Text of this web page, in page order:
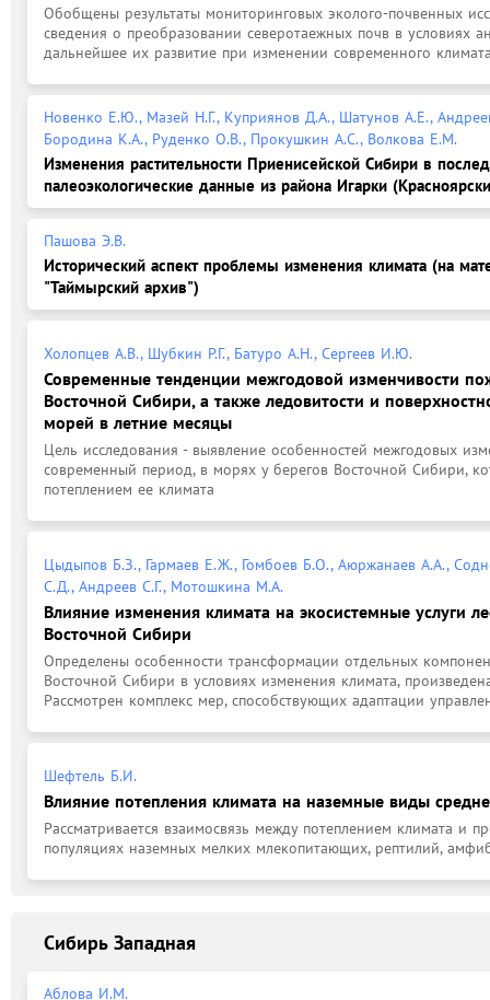
Обобщены результаты мониторинговых эколого-почвенных
сведения о преобразовании северотаежных почв в условиях
дальнейшее их развитие при изменении современного
Новенко Е.Ю., Мазей Н.Г., Куприянов Д.А., Шатунов А.Е.,
Бородина К.А., Руденко О.В., Прокушкин А.С., Волкова Е.М.
Изменения растительности Приенисейской Сибири в
палеоэкологические данные из района Игарки
Пашова Э.В.
Исторический аспект проблемы изменения климата (на
"Таймырский архив")
Холопцев А.В., Шубкин Р.Г., Батуро А.Н., Сергеев И.Ю.
Современные тенденции межгодовой изменчивости
Восточной Сибири, а также ледовитости и
морей в летние месяцы
Цель исследования - выявление особенностей межгодовых
современный период, в морях у берегов Восточной Сибири,
потеплением ее климата
Цыдыпов Б.З., Гармаев Е.Ж., Гомбоев Б.О., Аюржанаев А.А.,
С.Д., Андреев С.Г., Мотошкина М.А.
Влияние изменения климата на экосистемные услуги
Восточной Сибири
Определены особенности трансформации отдельных
Восточной Сибири в условиях изменения климата,
Рассмотрен комплекс мер, способствующих адаптации
Шефтель Б.И.
Влияние потепления климата на наземные виды
Рассматривается взаимосвязь между потеплением климата и
популяциях наземных мелких млекопитающих, рептилий,
Сибирь Западная
Аблова И.М.